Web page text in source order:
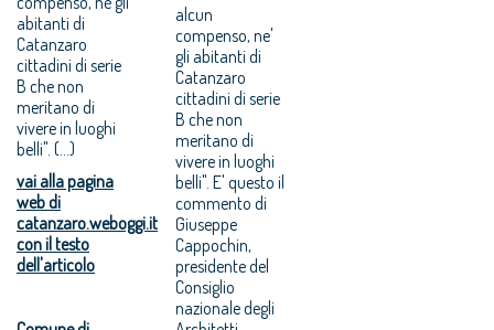
abitanti di
Catanzaro
cittadini di serie
B che non
meritano di
vivere in luoghi
belli". (...)
vai alla pagina
web di
catanzaro.weboggi.it
con il testo
dell'articolo
alcun
compenso, ne'
gli abitanti di
Catanzaro
cittadini di serie
B che non
meritano di
vivere in luoghi
belli". E' questo il
commento di
Giuseppe
Cappochin,
presidente del
Consiglio
nazionale degli